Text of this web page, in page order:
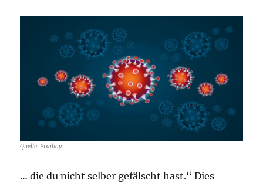
Quelle: Pixabay
… die du nicht selber gefälscht hast.“ Dies